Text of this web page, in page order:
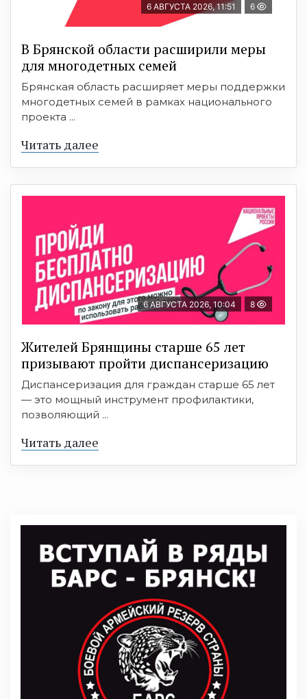
6 АВГУСТА 2026, 11:51 6
В Брянской области расширили меры
для многодетных семей
Брянская область расширяет меры поддержки
многодетных семей в рамках национального
проекта ...
Читать далее
6 АВГУСТА 2026, 10:04 8
Жителей Брянщины старше 65 лет
призывают пройти диспансеризацию
Диспансеризация для граждан старше 65 лет
— это мощный инструмент профилактики,
позволяющий ...
Читать далее